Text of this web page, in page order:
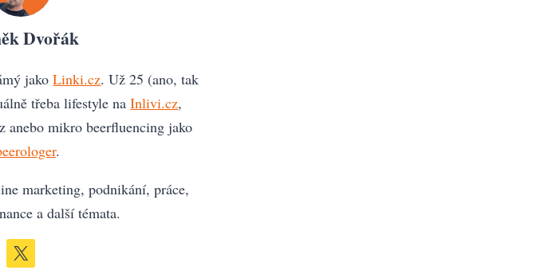
Dvořák
jakoLinki.cz. Už 25 (ano, tak
třeba lifestyle naInlivi.cz,
anebo mikro beerfluencing jako
.
marketing, podnikání, práce,
a další témata.